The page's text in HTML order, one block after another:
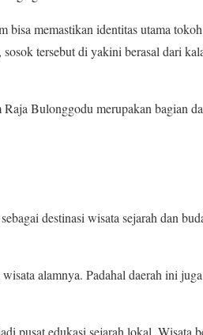
bisa memastikan identitas utama
tersebut di yakini berasal dari
Bulonggodu merupakan bagian
destinasi wisata sejarah dan
alamnya. Padahal daerah ini
pusat edukasi sejarah lokal. Wisata